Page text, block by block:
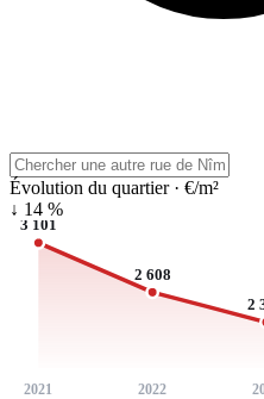
Évolution du quartier · €/m²
↓ 14 %
3 101
2021
2 608
2022
2